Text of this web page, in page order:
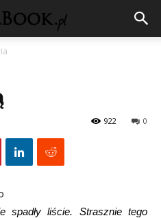
0
922
spadły liście. Strasznie tego